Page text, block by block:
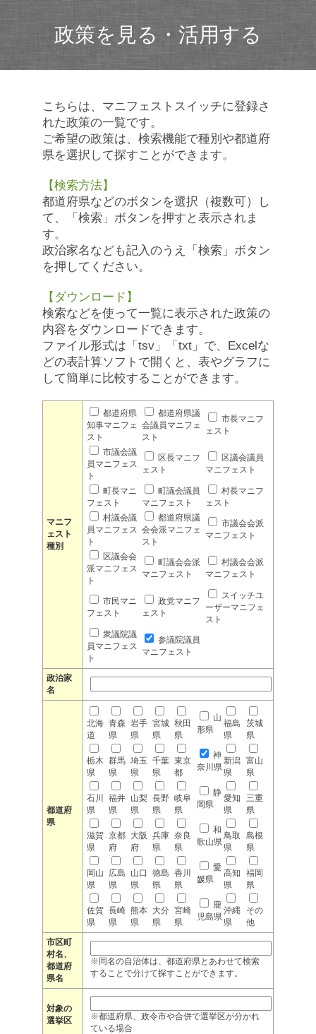
政策を見る・活用する
こちらは、マニフェストスイッチに登録さ
れた政策の一覧です。
ご希望の政策は、検索機能で種別や都道府
県を選択して探すことができます。
【検索方法】
都道府県などのボタンを選択（複数可）し
て、「検索」ボタンを押すと表示されま
す。
政治家名なども記入のうえ「検索」ボタン
を押してください。
【ダウンロード】
検索などを使って一覧に表示された政策の
内容をダウンロードできます。
ファイル形式は「tsv」「txt」で、Excelな
どの表計算ソフトで開くと、表やグラフに
して簡単に比較することができます。
マニフ
ェスト
種別
都道府県
知事マニフェ
スト
都道府県議
会議員マニフェ
スト
市長マニフ
ェスト
市議会議
員マニフェス
ト
区長マニフ
ェスト
区議会議員
マニフェスト
町長マニ
フェスト
町議会議員
マニフェスト
村長マニフ
ェスト
村議会議
員マニフェス
ト
都道府県議
会会派マニフェ
スト
市議会会派
マニフェスト
区議会会
派マニフェス
ト
町議会会派
マニフェスト
村議会会派
マニフェスト
市民マニ
フェスト
政党マニフ
ェスト
スイッチユ
ーザーマニフェ
スト
衆議院議
員マニフェス
ト
参議院議員
マニフェスト
政治家
名
都道府
県
北海
道
青森
県
岩手
県
宮城
県
秋田
県
山
形県
福島
県
茨城
県
栃木
県
群馬
県
埼玉
県
千葉
県
東京
都
神
奈川県
新潟
県
富山
県
石川
県
福井
県
山梨
県
長野
県
岐阜
県
静
岡県
愛知
県
三重
県
滋賀
県
京都
府
大阪
府
兵庫
県
奈良
県
和
歌山県
鳥取
県
島根
県
岡山
県
広島
県
山口
県
徳島
県
香川
県
愛
媛県
高知
県
福岡
県
佐賀
県
長崎
県
熊本
県
大分
県
宮崎
県
鹿
児島県
沖縄
県
その
他
市区町
村名、
都道府
県名
※同名の自治体は、都道府県とあわせて検索
することで分けて探すことができます。
対象の
選挙区
※都道府県、政令市や合併で選挙区が分かれ
ている場合